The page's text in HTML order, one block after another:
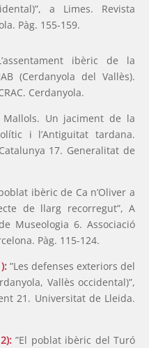
a Limes. Revista
Pàg. 155-159.
ibèric de la
(Cerdanyola del Vallès).
Cerdanyola.
Mallols. Un jaciment de la
i l’Antiguitat tardana.
17. Generalitat de
ibèric de Ca n’Oliver a
de llarg recorregut”, A
Museologia 6. Associació
Pàg. 115-124.
”Les defenses exteriors del
Vallès occidental)”,
21. Universitat de Lleida.
”El poblat ibèric del Turó